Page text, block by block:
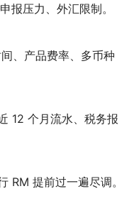
报压力、外汇限制。
、产品费率、多币种
12 个月流水、税务报
RM 提前过一遍尽调。